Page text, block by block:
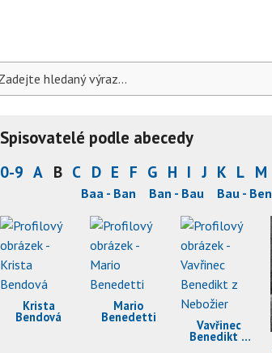
Spisovatelé podle abecedy
0-9 A B C D E F G H I J K L M
Baa - Ban Ban - Bau Bau - Ben
Krista
Bendová
Mario
Benedetti
Vavřinec
Benedikt z